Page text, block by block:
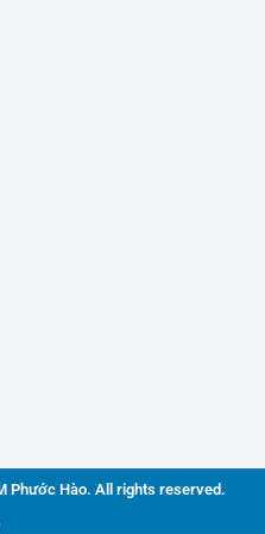
Phước Hào. All rights reserved.